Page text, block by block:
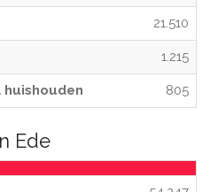
21.510
1.215
805
Ede